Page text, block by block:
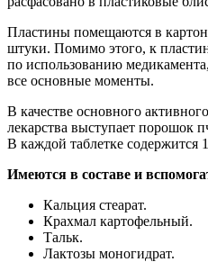
Пластины помещаются в
штуки. Помимо этого, к
по использованию
все основные моменты.
В качестве основного
лекарства выступает порошок
В каждой таблетке содержится
Имеются в составе и
Кальция стеарат.
Крахмал картофельный.
Тальк.
Лактозы моногидрат.